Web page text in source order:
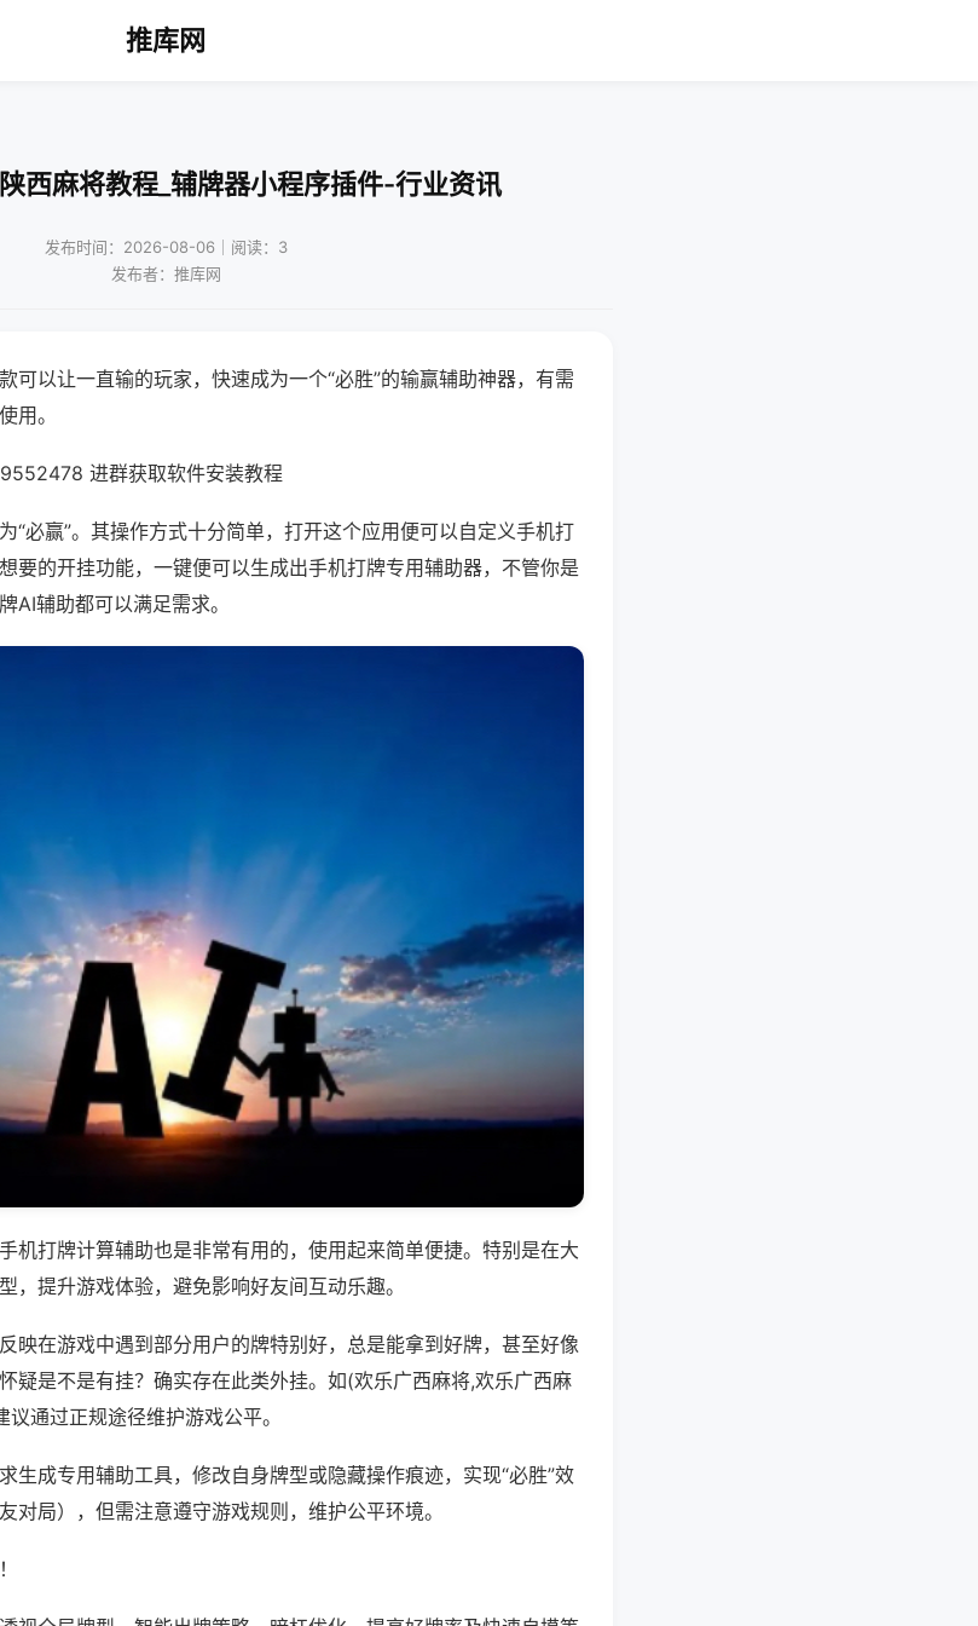
推库网
西麻将教程_辅牌器小程序插件-行业资讯
发布时间：2026-08-06｜阅读：3
发布者：推库网
可以让一直输的玩家，快速成为一个“必胜”的输赢辅助神器，有需
用。
进群获取软件安装教程
“必赢”。其操作方式十分简单，打开这个应用便可以自定义手机打
要的开挂功能，一键便可以生成出手机打牌专用辅助器，不管你是
AI辅助都可以满足需求。
机打牌计算辅助也是非常有用的，使用起来简单便捷。特别是在大
，提升游戏体验，避免影响好友间互动乐趣。
映在游戏中遇到部分用户的牌特别好，总是能拿到好牌，甚至好像
疑是不是有挂？确实存在此类外挂。如(欢乐广西麻将,欢乐广西麻
通过正规途径维护游戏公平。
生成专用辅助工具，修改自身牌型或隐藏操作痕迹，实现“必胜”效
对局），但需注意遵守游戏规则，维护公平环境。